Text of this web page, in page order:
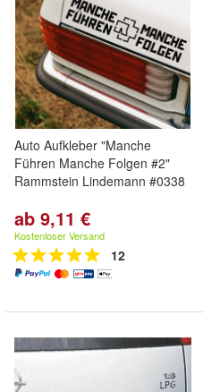
Auto Aufkleber "Manche
Führen Manche Folgen #2"
Rammstein Lindemann #0338
ab 9,11 €
Kostenloser Versand
12